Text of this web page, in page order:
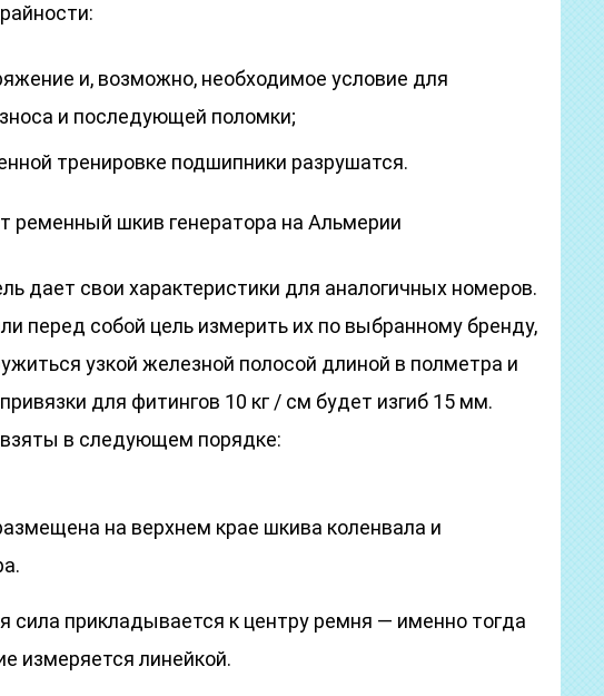
и, возможно, необходимое условие для
и последующей поломки;
тренировке подшипники разрушатся.
ременный шкив генератора на Альмерии
дает свои характеристики для аналогичных номеров.
перед собой цель измерить их по выбранному бренду,
узкой железной полосой длиной в полметра и
для фитингов 10 кг / см будет изгиб 15 мм.
в следующем порядке:
на верхнем крае шкива коленвала и
сила прикладывается к центру ремня — именно тогда
измеряется линейкой.